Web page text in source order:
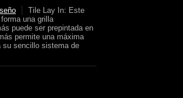
Tile Lay In: Este
una grilla
puede ser prepintada en
permite una máxima
su sencillo sistema de